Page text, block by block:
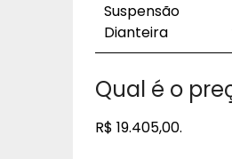
Suspensão
Dianteira
Qual é o
R$ 19.405,00.